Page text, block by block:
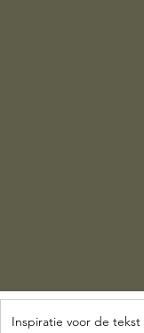
Inspiratie voor de tekst